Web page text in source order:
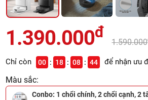
1.390.000đ
1.590.000
Chỉ còn 00 18 08 42 để nhận ưu
Màu sắc:
Conbo: 1 chổi chính, 2 chổi cạnh, 2